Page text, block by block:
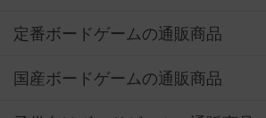
定番ボードゲームの通販商品
国産ボードゲームの通販商品